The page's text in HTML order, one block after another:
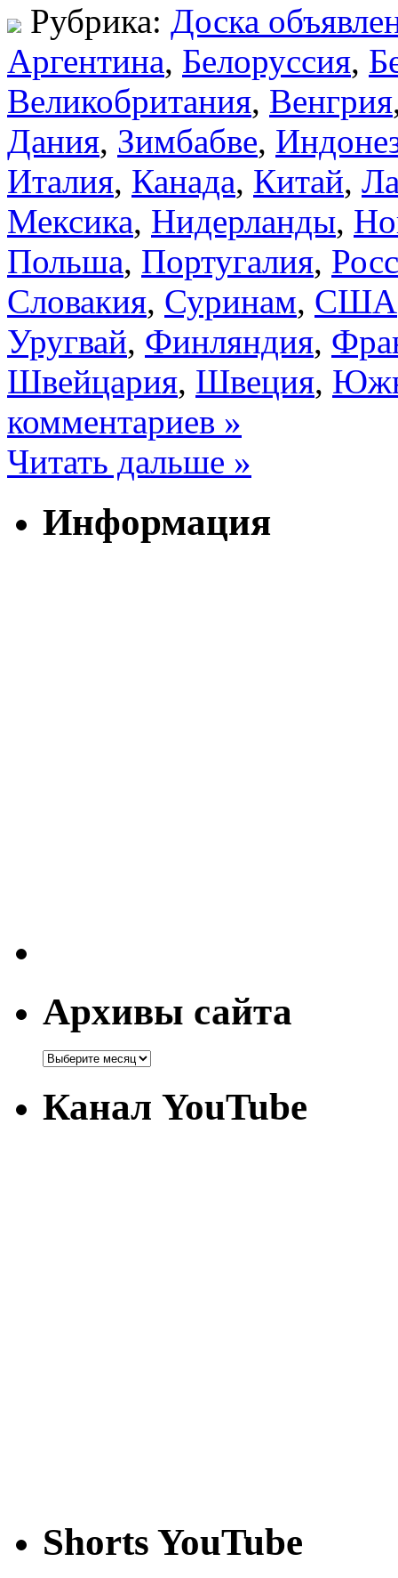
Рубрика: Доска
Аргентина, Белоруссия,
Великобритания, Венгрия
Дания, Зимбабве,
Италия, Канада, Китай,
Мексика, Нидерланды,
Польша, Португалия,
Словакия, Суринам, США
Уругвай, Финляндия,
Швейцария, Швеция,
комментариев »
Читать дальше »
Информация
Архивы сайта
Канал YouTube
Shorts YouTube